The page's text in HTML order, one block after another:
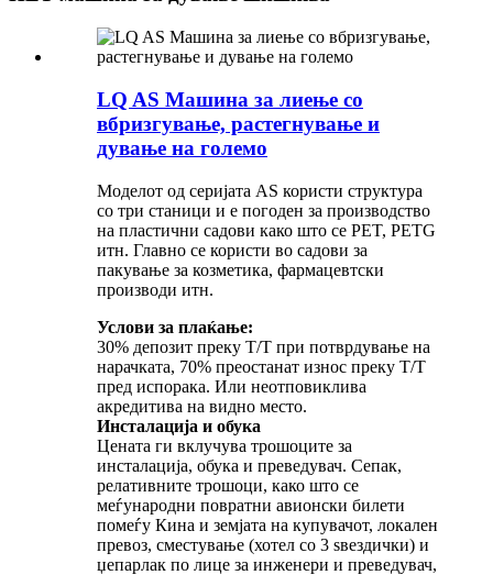
LQ AS Машина за лиење со
вбризгување, растегнување и
дување на големо
Моделот од серијата AS користи структура
со три станици и е погоден за производство
на пластични садови како што се PET, PETG
итн. Главно се користи во садови за
пакување за козметика, фармацевтски
производи итн.
Услови за плаќање:
30% депозит преку T/T при потврдување на
нарачката, 70% преостанат износ преку T/T
пред испорака. Или неотповиклива
акредитива на видно место.
Инсталација и обука
Цената ги вклучува трошоците за
инсталација, обука и преведувач. Сепак,
релативните трошоци, како што се
меѓународни повратни авионски билети
помеѓу Кина и земјата на купувачот, локален
превоз, сместување (хотел со 3 ѕвездички) и
џепарлак по лице за инженери и преведувач,